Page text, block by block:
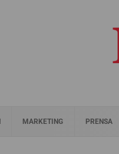
MARKETING PRENSA